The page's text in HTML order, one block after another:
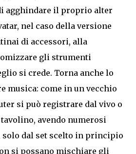
agghindare il proprio alter
nel caso della versione
di accessori, alla
gli strumenti
si crede. Torna anche lo
musica: come in un vecchio
si può registrare dal vivo o
avendo numerosi
dal set scelto in principio
si possano mischiare gli